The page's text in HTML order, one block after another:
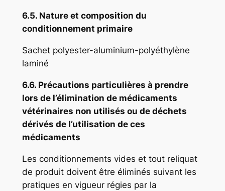
6.5. Nature et composition du
conditionnement primaire
Sachet polyester-aluminium-polyéthylène
laminé
6.6. Précautions particulières à prendre
lors de l’élimination de médicaments
vétérinaires non utilisés ou de déchets
dérivés de l’utilisation de ces
médicaments
Les conditionnements vides et tout reliquat
de produit doivent être éliminés suivant les
pratiques en vigueur régies par la